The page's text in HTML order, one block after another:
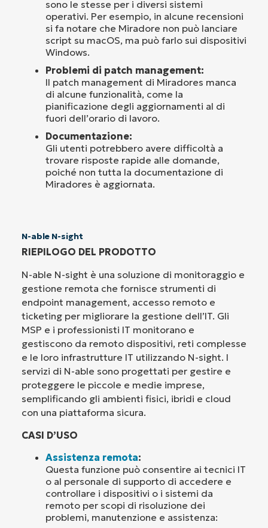
sono le stesse per i diversi sistemi
operativi. Per esempio, in alcune recensioni
si fa notare che Miradore non può lanciare
script su macOS, ma può farlo sui dispositivi
Windows.
Problemi di patch management:
Il patch management di Miradores manca
di alcune funzionalità, come la
pianificazione degli aggiornamenti al di
fuori dell’orario di lavoro.
Documentazione:
Gli utenti potrebbero avere difficoltà a
trovare risposte rapide alle domande,
poiché non tutta la documentazione di
Miradores è aggiornata.
N-able N-sight
RIEPILOGO DEL PRODOTTO
N-able N-sight è una soluzione di monitoraggio e
gestione remota che fornisce strumenti di
endpoint management, accesso remoto e
ticketing per migliorare la gestione dell’IT. Gli
MSP e i professionisti IT monitorano e
gestiscono da remoto dispositivi, reti complesse
e le loro infrastrutture IT utilizzando N-sight. I
servizi di N-able sono progettati per gestire e
proteggere le piccole e medie imprese,
semplificando gli ambienti fisici, ibridi e cloud
con una piattaforma sicura.
CASI D’USO
Assistenza remota:
Questa funzione può consentire ai tecnici IT
o al personale di supporto di accedere e
controllare i dispositivi o i sistemi da
remoto per scopi di risoluzione dei
problemi, manutenzione e assistenza: